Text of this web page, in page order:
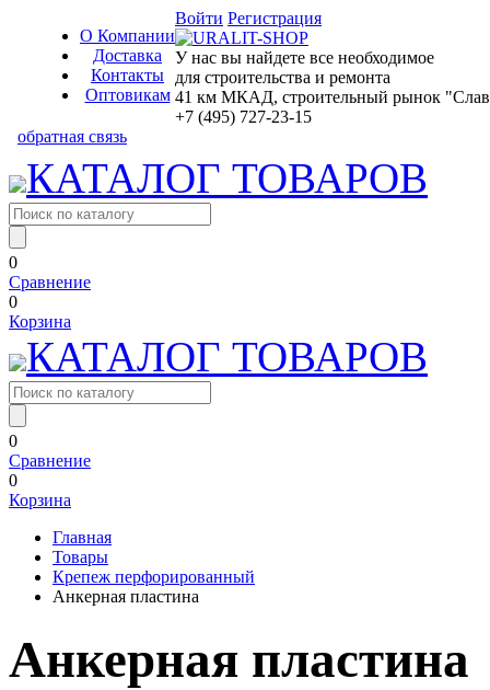
О Компании
Доставка
Контакты
Оптовикам
Войти Регистрация
У нас вы найдете все необходимое
для строительства и ремонта
41 км МКАД, строительный рынок
+7 (495) 727-23-15
обратная связь
КАТАЛОГ ТОВАРОВ
0
Сравнение
0
Корзина
КАТАЛОГ ТОВАРОВ
0
Сравнение
0
Корзина
Главная
Товары
Крепеж перфорированный
Анкерная пластина
Анкерная пластина